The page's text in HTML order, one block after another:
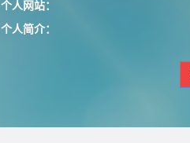
个人网站：
个人简介：